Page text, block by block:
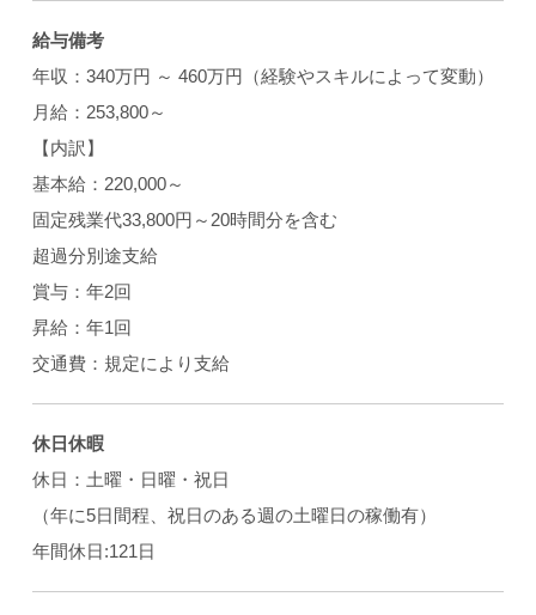
給与備考
年収：340万円 ～ 460万円（経験やスキルによって変動）
月給：253,800～
【内訳】
基本給：220,000～
固定残業代33,800円～20時間分を含む
超過分別途支給
賞与：年2回
昇給：年1回
交通費：規定により支給
休日休暇
休日：土曜・日曜・祝日
（年に5日間程、祝日のある週の土曜日の稼働有）
年間休日:121日